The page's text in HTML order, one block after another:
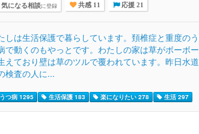
気になる相談に登録 共感 11 応援 21
しは生活保護で暮らしています。頚椎症と重度のう
で動くのもやっとです。わたしの家は草がボーボー
えており壁は草のツルで覆われています。昨日水道
検査の人に...
つ病 1295 生活保護 183 楽になりたい 278 生活 297